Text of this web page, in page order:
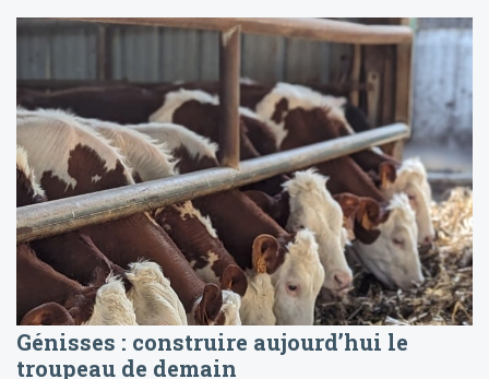
Génisses : construire aujourd’hui le
troupeau de demain